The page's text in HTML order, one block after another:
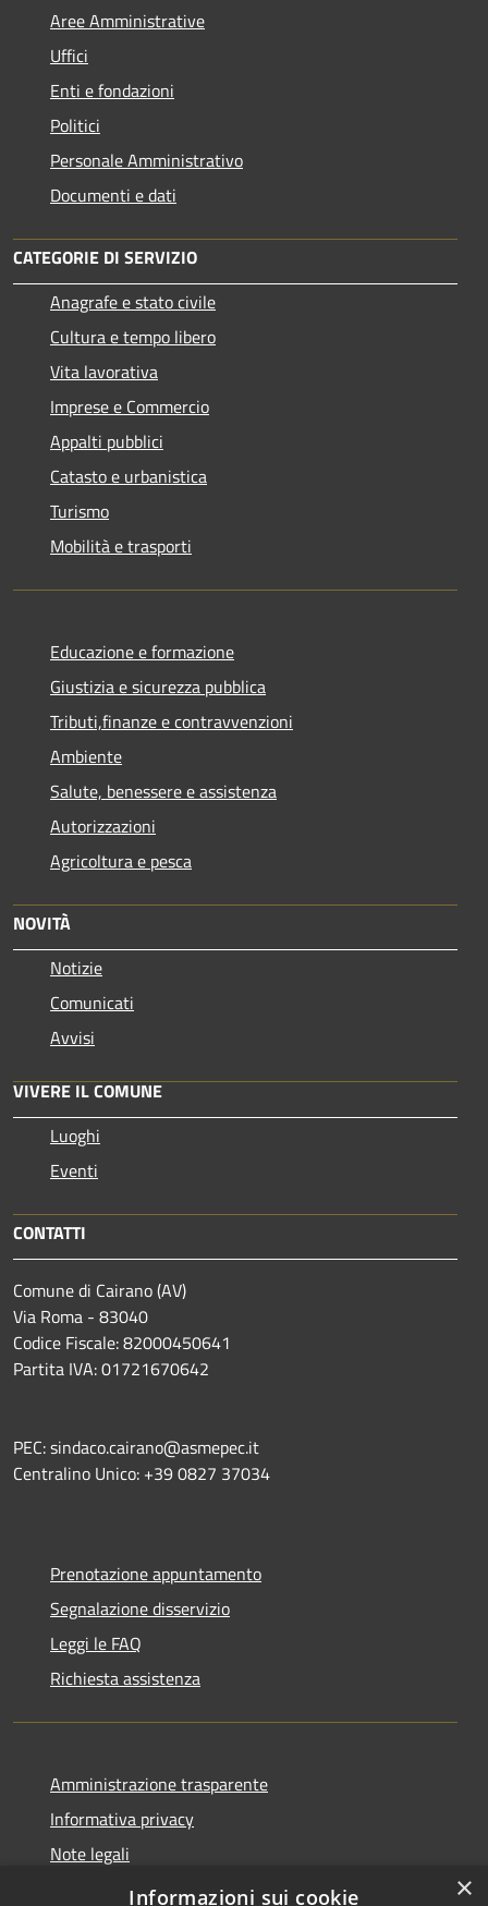
Aree Amministrative
Uffici
Enti e fondazioni
Politici
Personale Amministrativo
Documenti e dati
CATEGORIE DI SERVIZIO
Anagrafe e stato civile
Cultura e tempo libero
Vita lavorativa
Imprese e Commercio
Appalti pubblici
Catasto e urbanistica
Turismo
Mobilità e trasporti
Educazione e formazione
Giustizia e sicurezza pubblica
Tributi,finanze e contravvenzioni
Ambiente
Salute, benessere e assistenza
Autorizzazioni
Agricoltura e pesca
NOVITÀ
Notizie
Comunicati
Avvisi
VIVERE IL COMUNE
Luoghi
Eventi
CONTATTI
Comune di Cairano (AV)
Via Roma - 83040
Codice Fiscale: 82000450641
Partita IVA: 01721670642
PEC: sindaco.cairano@asmepec.it
Centralino Unico: +39 0827 37034
Prenotazione appuntamento
Segnalazione disservizio
Leggi le FAQ
Richiesta assistenza
Amministrazione trasparente
Informativa privacy
Note legali
Dichiarazione di accessibilità
×
Informazioni sui cookie